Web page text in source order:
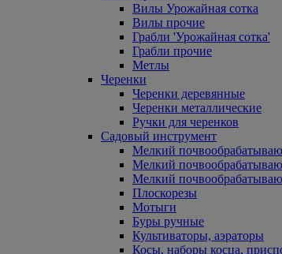
Вилы Урожайная сотка
Вилы прочие
Грабли 'Урожайная сотка'
Грабли прочие
Метлы
Черенки
Черенки деревянные
Черенки металлические
Ручки для черенков
Садовый инструмент
Мелкий
Мелкий
Мелкий
Плоскорезы
Мотыги
Буры ручные
Культиваторы, аэраторы
Косы, наборы косца,